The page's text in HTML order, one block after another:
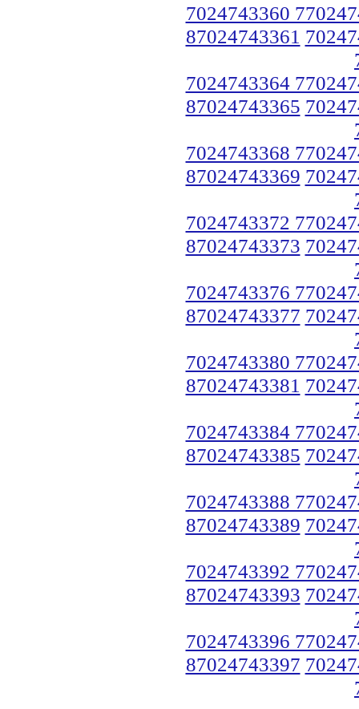
7024743360
87024743361
7024743364
87024743365
7024743368
87024743369
7024743372
87024743373
7024743376
87024743377
7024743380
87024743381
7024743384
87024743385
7024743388
87024743389
7024743392
87024743393
7024743396
87024743397